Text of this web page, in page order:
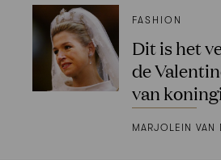
FASHION
Dit is het
de
van
MARJOLEIN VAN